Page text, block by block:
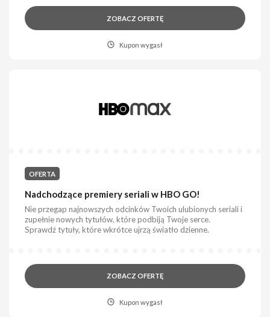
ZOBACZ OFERTĘ
Kupon wygasł
OFERTA
Nadchodzące premiery seriali w HBO GO!
Nie przegap najnowszych odcinków Twoich ulubionych seriali i
zupełnie nowych tytułów, które podbiją Twoje serce.
Sprawdź tytuły, które wkrótce ujrzą światło dzienne.
ZOBACZ OFERTĘ
Kupon wygasł